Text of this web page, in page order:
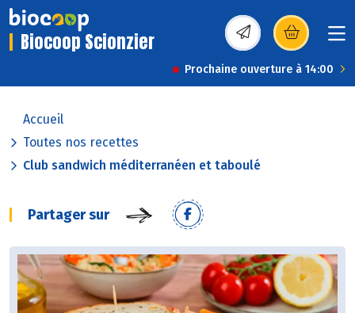
Biocoop Scionzier (s’ouvre dans une
Prochaine ouverture à 14:00
Accueil
Toutes nos recettes
Club sandwich méditerranéen et taboulé
Partager sur